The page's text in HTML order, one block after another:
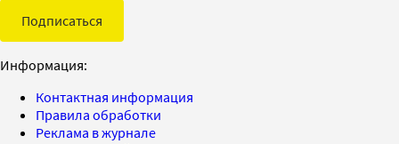
Подписаться
Информация:
Контактная информация
Правила обработки
Реклама в журнале